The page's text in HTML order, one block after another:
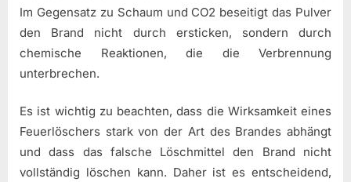
Im Gegensatz zu Schaum und CO2 beseitigt das Pulver
den Brand nicht durch ersticken, sondern durch
chemische Reaktionen, die die Verbrennung
unterbrechen.
Es ist wichtig zu beachten, dass die Wirksamkeit eines
Feuerlöschers stark von der Art des Brandes abhängt
und dass das falsche Löschmittel den Brand nicht
vollständig löschen kann. Daher ist es entscheidend,